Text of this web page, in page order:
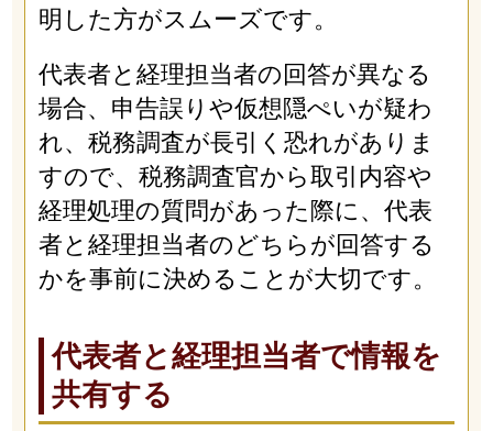
明した方がスムーズです。
代表者と経理担当者の回答が異なる
場合、申告誤りや仮想隠ぺいが疑わ
れ、税務調査が長引く恐れがありま
すので、税務調査官から取引内容や
経理処理の質問があった際に、代表
者と経理担当者のどちらが回答する
かを事前に決めることが大切です。
代表者と経理担当者で情報を
共有する